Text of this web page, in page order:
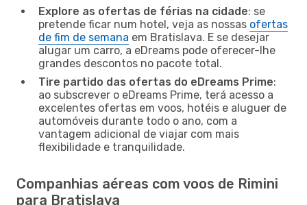
Explore as ofertas de férias na cidade: se
pretende ficar num hotel, veja as nossas ofertas
de fim de semana em Bratislava. E se desejar
alugar um carro, a eDreams pode oferecer-lhe
grandes descontos no pacote total.
Tire partido das ofertas do eDreams Prime:
ao subscrever o eDreams Prime, terá acesso a
excelentes ofertas em voos, hotéis e aluguer de
automóveis durante todo o ano, com a
vantagem adicional de viajar com mais
flexibilidade e tranquilidade.
Companhias aéreas com voos de Rimini
para Bratislava